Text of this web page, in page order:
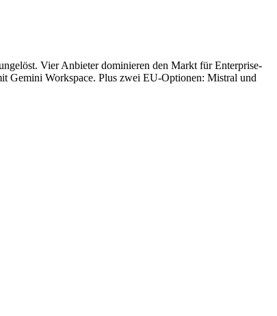
Vier Anbieter dominieren den Markt für Enterprise-
Gemini Workspace. Plus zwei EU-Optionen: Mistral und